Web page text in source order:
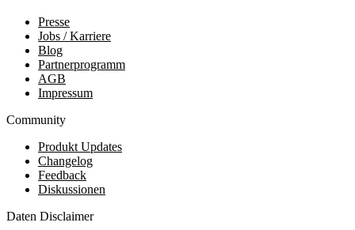
Presse
Jobs / Karriere
Blog
Partnerprogramm
AGB
Impressum
Community
Produkt Updates
Changelog
Feedback
Diskussionen
Daten Disclaimer